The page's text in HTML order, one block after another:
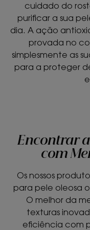
cuidado do
purificar a sua
dia. A ação
provada no
simplesmente as
para a proteger
Encontrar
com
Os nossos
para pele oleosa
O melhor da
texturas
eficiência com